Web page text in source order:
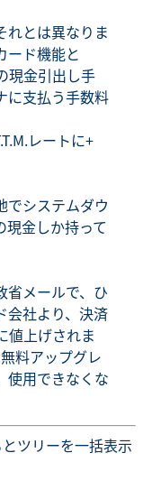
れとは異なりま
ード機能と
現金引出し手
に支払う手数料
レートに+
でシステムダウ
現金しか持って
省メールで、ひ
会社より、決済
値上げされま
料アップグレ
使用できなくな
ツリーを一括表示